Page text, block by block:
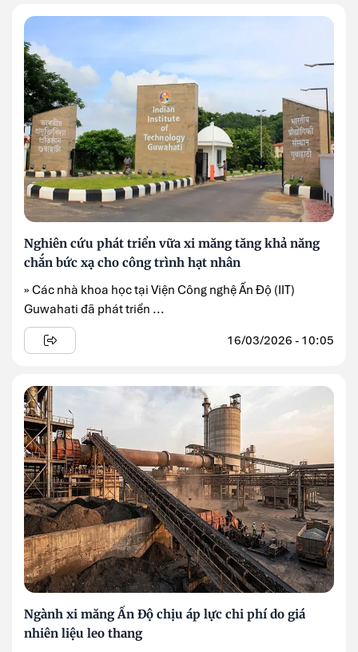
Nghiên cứu phát triển vữa xi măng tăng khả năng
chắn bức xạ cho công trình hạt nhân
» Các nhà khoa học tại Viện Công nghệ Ấn Độ (IIT)
Guwahati đã phát triển ...
16/03/2026 - 10:05
Ngành xi măng Ấn Độ chịu áp lực chi phí do giá
nhiên liệu leo thang